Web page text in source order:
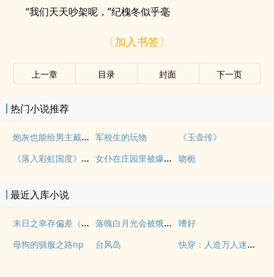
“我们天天吵架呢，”纪槐冬似乎毫
〔加入书签〕
上一章 目录 封面 下一页
热门小说推荐
炮灰也能给男主戴绿帽吗(NP) 军校生的玩物 《玉壶传》
《落入彩虹国度》穿越+西幻+言情 女仆在庄园里被爆操（上位者nph，欧式） 吻栀
最近入库小说
末日之幸存偏差（简体版） 落魄白月光会被饿狼分食的哦
嗜好
母狗的驯服之路np
台风岛 快穿：人造万人迷NPH